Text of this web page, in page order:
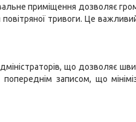
приміщення дозволяє
тривоги. Це
що дозволяє
записом, що